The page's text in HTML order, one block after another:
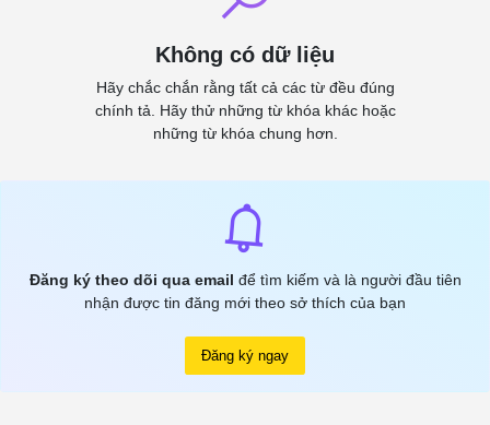
Không có dữ liệu
Hãy chắc chắn rằng tất cả các từ đều đúng
chính tả. Hãy thử những từ khóa khác hoặc
những từ khóa chung hơn.
Đăng ký theo dõi qua email để tìm kiếm và là người đầu tiên
nhận được tin đăng mới theo sở thích của bạn
Đăng ký ngay